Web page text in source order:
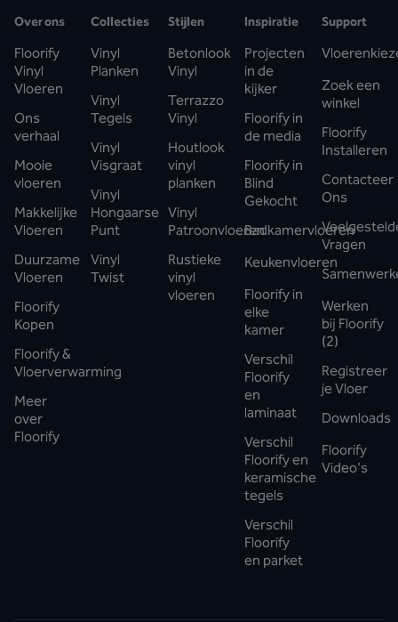
Over ons
Floorify
Vinyl
Vloeren
Ons
verhaal
Mooie
vloeren
Makkelijke
Vloeren
Duurzame
Vloeren
Floorify
Kopen
Floorify &
Vloerverwarming
Meer
over
Floorify
Collecties
Vinyl
Planken
Vinyl
Tegels
Vinyl
Visgraat
Vinyl
Hongaarse
Punt
Vinyl
Twist
Stijlen
Betonlook
Vinyl
Terrazzo
Vinyl
Houtlook
vinyl
planken
Vinyl
Patroonvloeren
Rustieke
vinyl
vloeren
Inspiratie
Projecten
in de
kijker
Floorify in
de media
Floorify in
Blind
Gekocht
Badkamervloeren
Keukenvloeren
Floorify in
elke
kamer
Verschil
Floorify
en
laminaat
Verschil
Floorify en
keramische
tegels
Verschil
Floorify
en parket
Support
Zoek een
winkel
Floorify
Installeren
Contacteer
Ons
Vragen
Werken
bij Floorify
(2)
Registreer
je Vloer
Downloads
Floorify
Video's